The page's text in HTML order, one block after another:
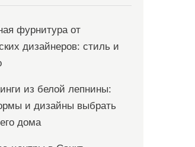
фурнитура от
дизайнеров: стиль и
из белой лепнины:
и дизайны выбрать
дома